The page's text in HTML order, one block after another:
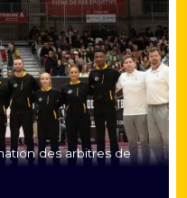
des arbitres de